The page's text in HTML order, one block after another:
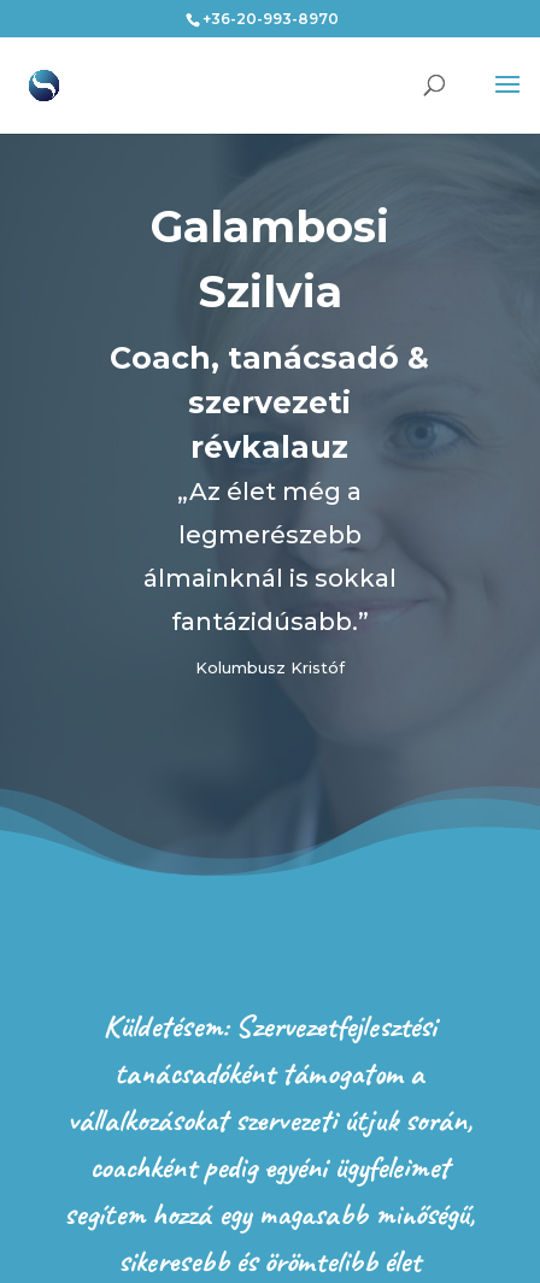
+36-20-993-8970
Galambosi
Szilvia
Coach, tanácsadó &
szervezeti
révkalauz
„Az élet még a
legmerészebb
álmainknál is sokkal
fantázidúsabb.”
Kolumbusz Kristóf
Küldetésem: Szervezetfejlesztési
tanácsadóként támogatom a
vállalkozásokat szervezeti útjuk során,
coachként pedig egyéni ügyfeleimet
segítem hozzá egy magasabb minőségű,
sikeresebb és örömtelibb élet